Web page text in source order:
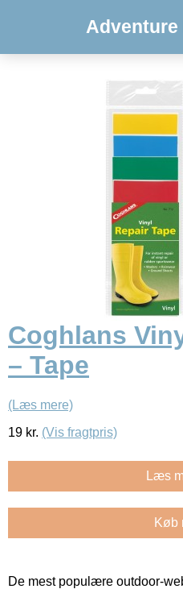
Adventure
Coghlans
– Tape
(Læs mere)
19 kr. (Vis fragtpris)
Læs
Køb
De mest populære outdoor-